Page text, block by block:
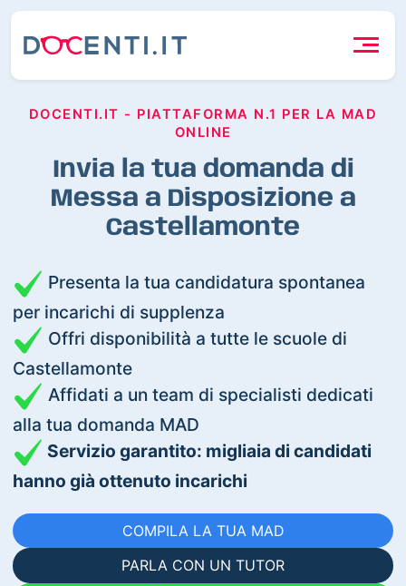
DOCENTI.IT - PIATTAFORMA N.1 PER LA MAD
ONLINE
Invia la tua domanda di
Messa a Disposizione a
Castellamonte
Presenta la tua candidatura spontanea
per incarichi di supplenza
Offri disponibilità a tutte le scuole di
Castellamonte
Affidati a un team di specialisti dedicati
alla tua domanda MAD
Servizio garantito: migliaia di candidati
hanno già ottenuto incarichi
COMPILA LA TUA MAD
PARLA CON UN TUTOR